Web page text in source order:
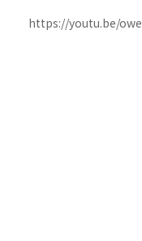
https://youtu.be/